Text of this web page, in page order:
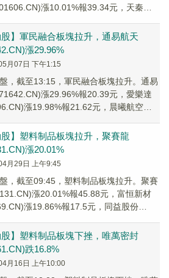
漲10.01%報39.34元，天秦裝
股】軍民融合板塊拉升，通易航天
漲29.96%
月07日 下午1:15
，截至13:15，軍民融合板塊拉升。通易
漲29.96%報20.39元，愛樂達
漲19.98%報21.62元，晨曦航空
股】塑料制品板塊拉升，聚賽龍
漲20.01%
月29日 上午9:45
，截至09:45，塑料制品板塊拉升。聚賽
漲20.01%報45.88元，富恒新材
漲19.86%報17.5元，同益股份
股】塑料制品板塊下挫，唯萬密封
跌16.8%
月16日 上午10:00